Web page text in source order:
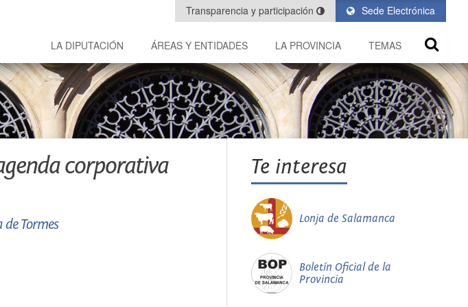
Sede Electrónica
Transparencia y participación
LA DIPUTACIÓN ÁREAS Y ENTIDADES LA PROVINCIA TEMAS
corporativa
de Tormes
Te interesa
Lonja de Salamanca
Boletín Oficial de la
Provincia